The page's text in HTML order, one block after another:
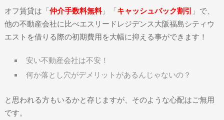
オフ賃貸は「仲介手数料無料」「キャッシュバック割引
」で、
他の不動産会社に比べエスリードレジデンス大阪福島シティウ
エストを借りる際の初期費用を大幅に抑える事ができます！
安い不動産会社は不安！
何か落とし穴がデメリットがあるんじゃないの？
と思われる方もいるかと存じますが、そのような心配はご無用
です。